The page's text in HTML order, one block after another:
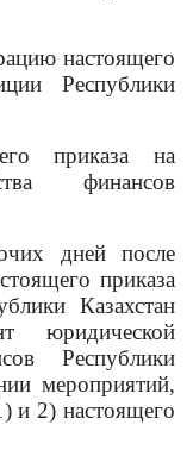
настоящего
Республики
приказа на
финансов
дней после
приказа
Казахстан
юридической
Республики
мероприятий,
и 2) настоящего